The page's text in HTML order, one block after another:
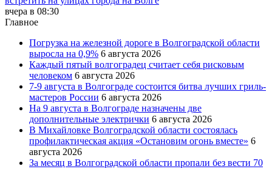
вчера в 08:30
Главное
Погрузка на железной дороге в Волгоградской области
выросла на 0,9% 6 августа 2026
Каждый пятый волгоградец считает себя рисковым
человеком 6 августа 2026
7-9 августа в Волгограде состоится битва лучших гриль-
мастеров России 6 августа 2026
На 9 августа в Волгограде назначены две
дополнительные электрички 6 августа 2026
В Михайловке Волгоградской области состоялась
профилактическая акция «Остановим огонь вместе» 6
августа 2026
За месяц в Волгоградской области пропали без вести 70